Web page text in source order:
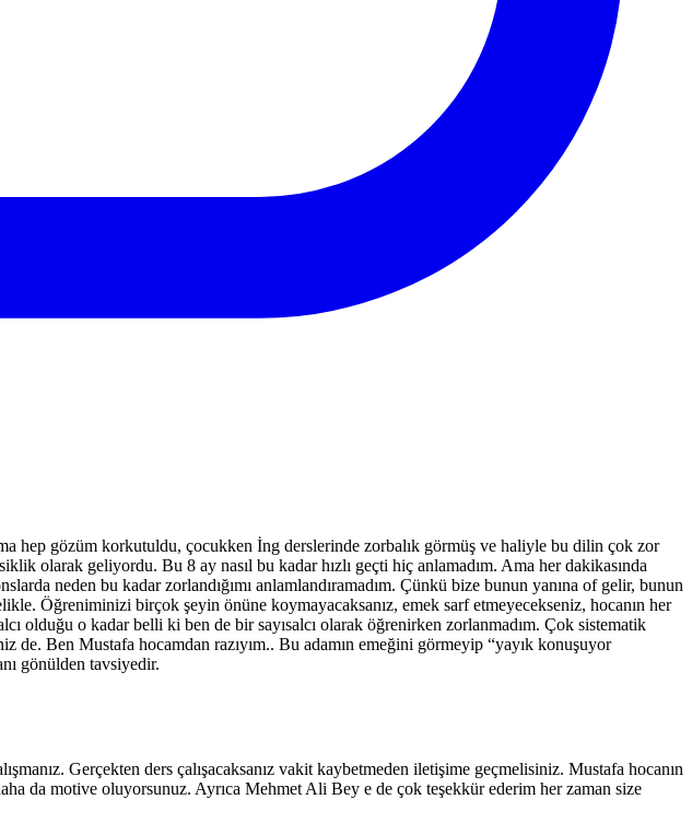
hep gözüm korkutuldu, çocukken İng derslerinde zorbalık görmüş ve haliyle bu dilin çok zor
olarak geliyordu. Bu 8 ay nasıl bu kadar hızlı geçti hiç anlamadım. Ama her dakikasında
neden bu kadar zorlandığımı anlamlandıramadım. Çünkü bize bunun yanına of gelir, bunun
Öğreniminizi birçok şeyin önüne koymayacaksanız, emek sarf etmeyecekseniz, hocanın her
olduğu o kadar belli ki ben de bir sayısalcı olarak öğrenirken zorlanmadım. Çok sistematik
de. Ben Mustafa hocamdan razıyım.. Bu adamın emeğini görmeyip “yayık konuşuyor
gönülden tavsiyedir.
Gerçekten ders çalışacaksanız vakit kaybetmeden iletişime geçmelisiniz. Mustafa hocanın
da motive oluyorsunuz. Ayrıca Mehmet Ali Bey e de çok teşekkür ederim her zaman size